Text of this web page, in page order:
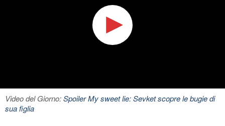
Video del Giorno:Spoiler My sweet lie: Sevket scopre le bugie di
sua figlia